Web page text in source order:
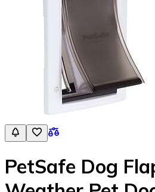
PetSafe Dog